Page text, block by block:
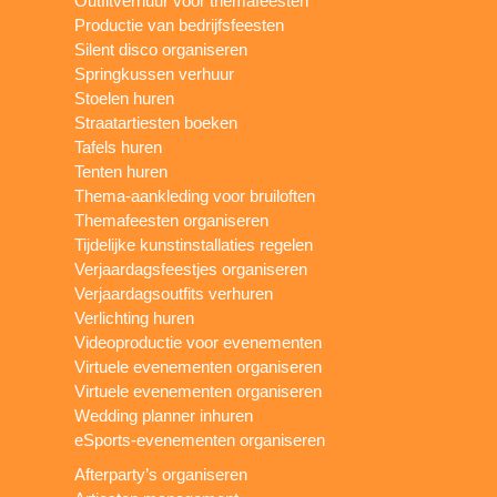
Productie van bedrijfsfeesten
Silent disco organiseren
Springkussen verhuur
Stoelen huren
Straatartiesten boeken
Tafels huren
Tenten huren
Thema-aankleding voor bruiloften
Themafeesten organiseren
Tijdelijke kunstinstallaties regelen
Verjaardagsfeestjes organiseren
Verjaardagsoutfits verhuren
Verlichting huren
Videoproductie voor evenementen
Virtuele evenementen organiseren
Virtuele evenementen organiseren
Wedding planner inhuren
eSports-evenementen organiseren
Afterparty’s organiseren